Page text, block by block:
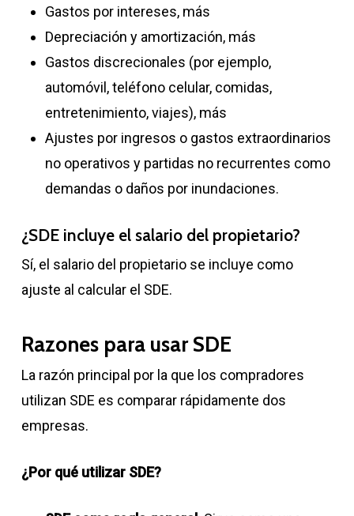
Gastos por intereses, más
Depreciación y amortización, más
Gastos discrecionales (por ejemplo,
automóvil, teléfono celular, comidas,
entretenimiento, viajes), más
Ajustes por ingresos o gastos extraordinarios
no operativos y partidas no recurrentes como
demandas o daños por inundaciones.
¿SDE incluye el salario del propietario?
Sí, el salario del propietario se incluye como
ajuste al calcular el SDE.
Razones para usar SDE
La razón principal por la que los compradores
utilizan SDE es comparar rápidamente dos
empresas.
¿Por qué utilizar SDE?